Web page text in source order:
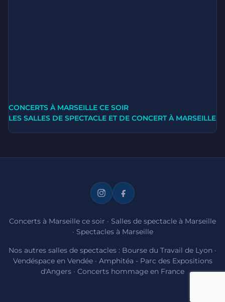
CONCERTS À MARSEILLE CE SOIR
LES SALLES DE SPECTACLE ET DE CONCERT À MARSEILLE
Concerts à Marseille ce soir · Salles de spectacle à Marseille
· Spectacles à Marseille
Nos autres salles de spectacles : Bourse du Travail de Lyon ·
Vendéspace en Vendée· Amphitéa - Parc des Expositions
d'Angers · Concerts hommage en France